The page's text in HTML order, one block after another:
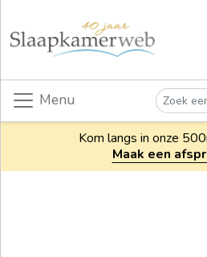
Menu
Kom langs in onze
Maak een